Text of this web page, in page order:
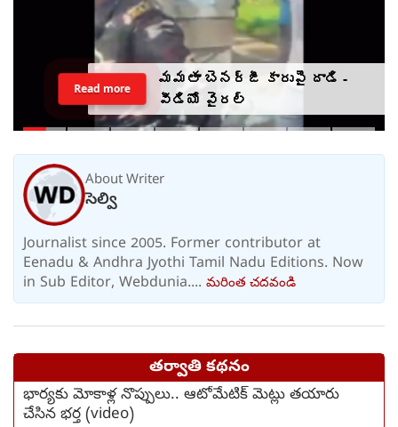
మమతా బెనర్జీ కారుపై దాడి -
వీడియో వైరల్
Read more
About Writer
సెల్వి
Journalist since 2005. Former contributor at
Eenadu & Andhra Jyothi Tamil Nadu Editions. Now
in Sub Editor, Webdunia.... మరింత చదవండి
తర్వాతి కథనం
భార్యకు మోకాళ్ల నొప్పులు.. ఆటోమేటిక్ మెట్లు తయారు
చేసిన భర్త (video)